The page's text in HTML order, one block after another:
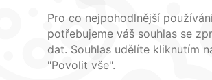
Naše další weby:
www.lecba-rakoviny.com
Pro co nejpohodlnější
potřebujeme váš souhlas se
dat. Souhlas udělíte kliknutím
"Povolit vše".